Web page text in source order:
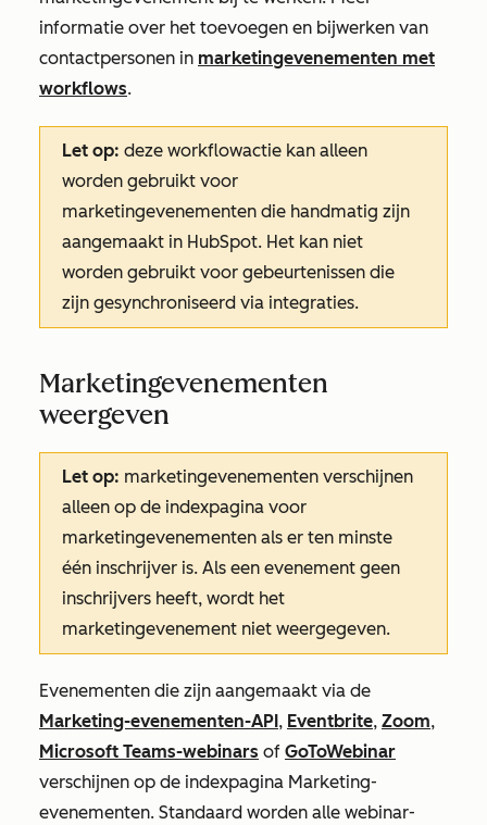
informatie over het toevoegen en bijwerken van
contactpersonen in marketingevenementen met
workflows.
Let op: deze workflowactie kan alleen
worden gebruikt voor
marketingevenementen die handmatig zijn
aangemaakt in HubSpot. Het kan niet
worden gebruikt voor gebeurtenissen die
zijn gesynchroniseerd via integraties.
Marketingevenementen
weergeven
Let op: marketingevenementen verschijnen
alleen op de indexpagina voor
marketingevenementen als er ten minste
één inschrijver is. Als een evenement geen
inschrijvers heeft, wordt het
marketingevenement niet weergegeven.
Evenementen die zijn aangemaakt via de
Marketing-evenementen-API, Eventbrite, Zoom,
Microsoft Teams-webinars of GoToWebinar
verschijnen op de indexpagina Marketing-
evenementen. Standaard worden alle webinar-